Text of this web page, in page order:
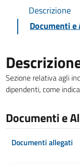
Descrizione
Documenti
Sezione relativa agli
dipendenti, come
Documenti e
Documenti allegati